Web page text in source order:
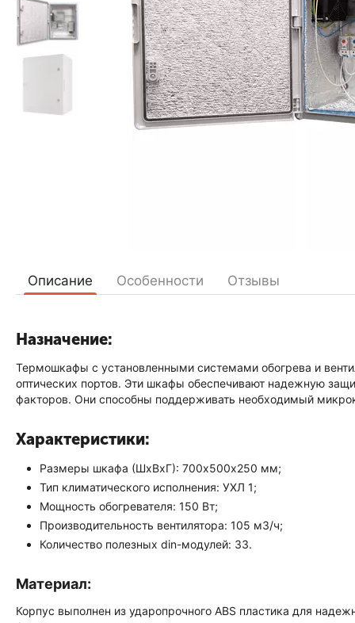
Описание Особенности Отзывы
Назначение:
Термошкафы с установленными системами обогрева и
оптических портов. Эти шкафы обеспечивают надежную
факторов. Они способны поддерживать необходимый
Характеристики:
Размеры шкафа (ШxВxГ): 700х500х250 мм;
Тип климатического исполнения: УХЛ 1;
Мощность обогревателя: 150 Вт;
Производительность вентилятора: 105 м3/ч;
Количество полезных din-модулей: 33.
Материал:
Корпус выполнен из ударопрочного ABS пластика для